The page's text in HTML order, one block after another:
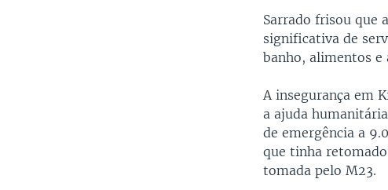
Sarrado frisou que
significativa de
banho, alimentos e
A insegurança em
a ajuda
de emergência a
que tinha
tomada pelo M23.